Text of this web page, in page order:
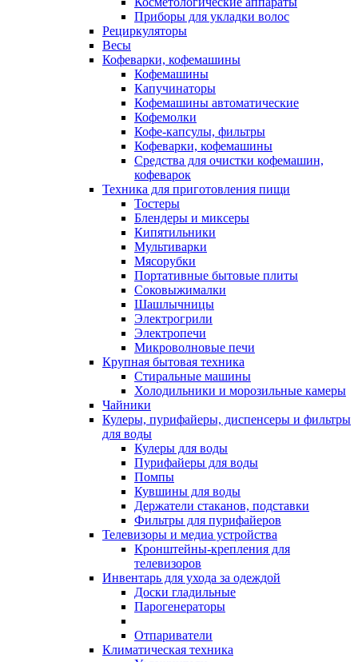
Приборы для укладки волос
Рециркуляторы
Весы
Кофеварки, кофемашины
Кофемашины
Капучинаторы
Кофемашины автоматические
Кофемолки
Кофе-капсулы, фильтры
Кофеварки, кофемашины
Средства для очистки кофемашин,
кофеварок
Техника для приготовления пищи
Тостеры
Блендеры и миксеры
Кипятильники
Мультиварки
Мясорубки
Портативные бытовые плиты
Соковыжималки
Шашлычницы
Электрогрили
Электропечи
Микроволновые печи
Крупная бытовая техника
Стиральные машины
Холодильники и морозильные камеры
Чайники
Кулеры, пурифайеры, диспенсеры и фильтры
для воды
Кулеры для воды
Пурифайеры для воды
Помпы
Кувшины для воды
Держатели стаканов, подставки
Фильтры для пурифайеров
Телевизоры и медиа устройства
Кронштейны-крепления для
телевизоров
Инвентарь для ухода за одеждой
Доски гладильные
Парогенераторы
Отпариватели
Климатическая техника